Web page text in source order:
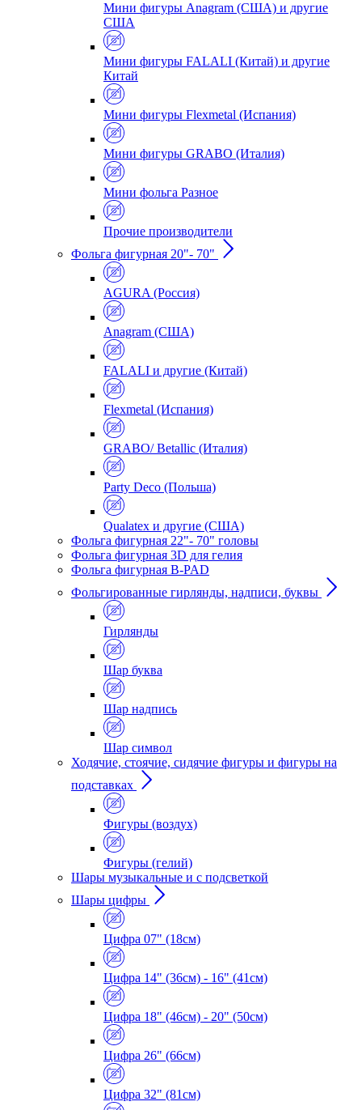
Мини фигуры Anagram (США) и другие
США
Мини фигуры FALALI (Китай) и другие
Китай
Мини фигуры Flexmetal (Испания)
Мини фигуры GRABO (Италия)
Мини фольга Разное
Прочие производители
Фольга фигурная 20"- 70"
AGURA (Россия)
Anagram (США)
FALALI и другие (Китай)
Flexmetal (Испания)
GRABO/ Betallic (Италия)
Party Deco (Польша)
Qualatex и другие (США)
Фольга фигурная 22"- 70" головы
Фольга фигурная 3D для гелия
Фольга фигурная B-PAD
Фольгированные гирлянды, надписи, буквы
Гирлянды
Шар буква
Шар надпись
Шар символ
Ходячие, стоячие, сидячие фигуры и фигуры на
подставках
Фигуры (воздух)
Фигуры (гелий)
Шары музыкальные и с подсветкой
Шары цифры
Цифра 07" (18см)
Цифра 14" (36см) - 16" (41см)
Цифра 18" (46см) - 20" (50см)
Цифра 26" (66см)
Цифра 32" (81см)